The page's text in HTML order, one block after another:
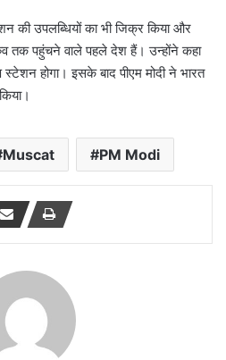
की उपलब्धियों का भी जिक्र किया और
तक पहुंचने वाले पहले देश हैं। उन्होंने कहा
होगा। इसके बाद पीएम मोदी ने भारत
Muscat PM Modi